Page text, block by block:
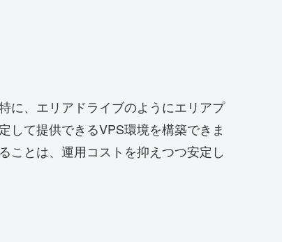
に、エリアドライブのようにエリアプ
して提供できるVPS環境を構築できま
ことは、運用コストを抑えつつ安定し